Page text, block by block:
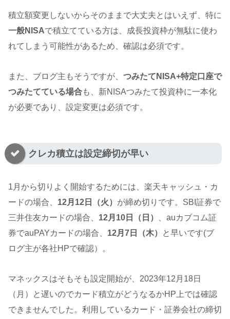
積立額変更しないからそのままで大丈夫とはいえず、特に
一般NISAで積立てている方は、成長投資枠が無駄に使わ
れてしまう可能性があるため、確認は必須です。
また、ブログ主もそうですが、 つみたてNISA+特定口座で
つみたてている場合も、新NISAつみたて投資枠に一本化
が必要であり、設定変更は必須です。
クレカ積立は設定締切が早い
1月から切りよく開始するためには、楽天キャッシュ・カ
ードの場合、 12月12日（火） が締め切りです。SBI証券で
三井住友カードの場合、 12月10日（日）
、auカブコム証
券でauPAYカードの場合、 12月7日（木）
と早いです(ブ
ログ主が各社HPで確認）。
マネックスはそもそも設定開始が、2023年12月18日
（月）と遅いのでカード積立がどうなるかHP上では確認
できませんでした。利用しているカード・証券会社の締切